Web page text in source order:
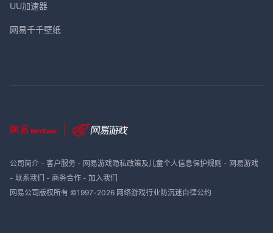
UU加速器
网易千千壁纸
公司简介- 客户服务- 网易游戏隐私政策及儿童个人信息保护规则 - 网易游戏
- 联系我们 - 商务合作- 加入我们
网易公司版权所有 ©1997-2026 网络游戏行业防沉迷自律公约